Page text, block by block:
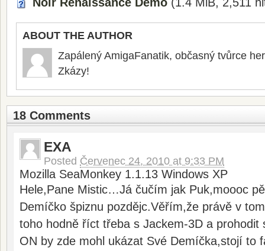
ABOUT THE AUTHOR
Zapálený AmigaFanatik, občasný tvůrce
Zkázy!
18 Comments
EXA
Posted Červenec 24, 2010 at 9:33 PM
Mozilla SeaMonkey 1.1.13 Windows XP
Hele,Pane Mistic…Já čučím jak Puk,moooc
Demíčko špiznu pozdějc.Věřím,že právě v
toho hodně říct třeba s Jackem-3D a prohodit
ON by zde mohl ukázat Své Demíčka,stojí to